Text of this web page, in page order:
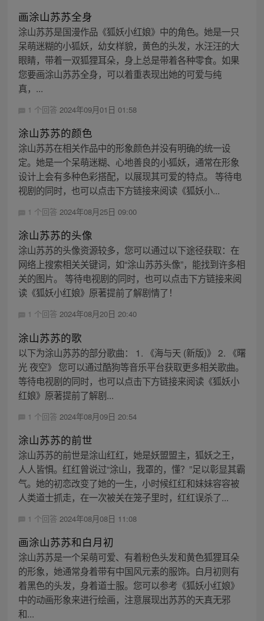
画涂山苏苏全身
涂山苏苏是国漫作品《狐妖小红娘》中的角色。她是一只
呆萌迷糊的小狐妖，幼女样貌，黄色的头发，水汪汪的大
眼睛，带着一双狐狸耳朵，身上总是带着各种零食。如果
您要画涂山苏苏全身，可以着重表现出她的可爱与纯
真，...
1 个回答 2024年09月01日 01:58
涂山苏苏的颜色
涂山苏苏在相关作品中的形象颜色并没有明确的统一设
定。她是一个呆萌迷糊、心地善良的小狐妖，通常在形象
设计上会有多种色彩搭配，以展现其可爱的特点。 等待电
视剧的同时，也可以点击下方链接来阅读《狐妖小...
1 个回答 2024年08月25日 09:00
涂山苏苏的头像
涂山苏苏的头像资源较多，您可以通过以下途径获取：在
网络上搜索相关关键词，如“涂山苏苏头像”，能找到许多相
关的图片。 等待电视剧的同时，也可以点击下方链接来阅
读《狐妖小红娘》原著提前了解剧情了！
1 个回答 2024年08月20日 20:40
涂山苏苏的歌
以下为涂山苏苏的部分歌曲： 1. 《海与天 (新版)》 2. 《曙
光 夜空》 您可以通过酷狗等音乐平台获取更多相关歌曲。
等待电视剧的同时，也可以点击下方链接来阅读《狐妖小
红娘》原著提前了解剧...
1 个回答 2024年08月09日 20:54
涂山苏苏的前世
涂山苏苏的前世是涂山红红，她是妖盟盟主，狐妖之王，
人人皆惧。红红曾说过“涂山，我罩的，懂？”足以彰显其霸
气。她的初恋改变了她的一生，小时候红红和妹妹容容被
人类道士抓走，在一次被关在笼子里时，红红误杀了...
1 个回答 2024年08月08日 11:08
画涂山苏苏和白月初
涂山苏苏是一个呆萌可爱、有着粉色头发和黄色狐狸耳朵
的形象，她通常身着带有中国风元素的服饰。白月初则有
着黑色的头发，身着道士服。您可以参考《狐妖小红娘》
中的动画形象来进行绘画，注意展现出苏苏的天真无邪
和...